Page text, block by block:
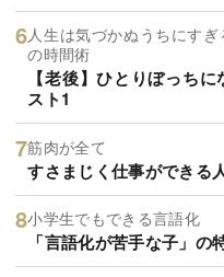
人生は気づかぬうちにす
の時間術
【老後】ひとりぼっち
スト1
筋肉が全て
すさまじく仕事ができる
小学生でもできる言語化
「言語化が苦手な子」の